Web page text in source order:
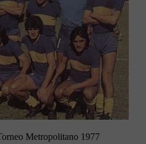
Metropolitano 1977